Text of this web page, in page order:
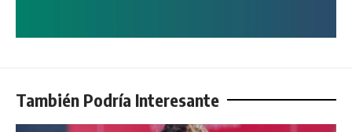
También Podría Interesante